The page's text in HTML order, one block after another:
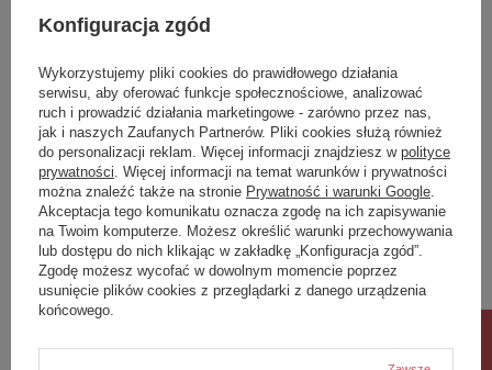
Parawan nawannowy
NESTA GOLD BRUSHED
1D P 100x150 czyste 6mm
Active Shield 2.0 -
WSPORNIK KĄTOWY
2 291,00 zł / szt.
Najniższa cena produktu w okresie
30 dni przed wprowadzeniem
obniżki:2 291,00 zł 0%
Cena regularna:
NZ4 Parawan nawannowy
NESTA GOLD BRUSHED
1D L 110x150 czyste 6mm
Active Shield 2.0 -
WSPORNIK KĄTOWY
2 355,00 zł szt.
Najniższa cena produktu w okresie
30 dni przed wprowadzeniem
obniżki:2 355,00 zł 0%
Konfiguracja zgód
Wykorzystujemy pliki cookies do prawidłowego działania
serwisu, aby oferować funkcje społecznościowe, analizować
ruch i prowadzić działania marketingowe - zarówno przez nas,
jak i naszych Zaufanych Partnerów. Pliki cookies służą również
do personalizacji reklam. Więcej informacji znajdziesz w polityce
prywatności . Więcej informacji na temat warunków i prywatności
można znaleźć także na stronie Prywatność i warunki Google
Akceptacja tego komunikatu oznacza zgodę na ich zapisywanie
na Twoim komputerze. Możesz określić warunki przechowywania
lub dostępu do nich klikając w zakładkę „Konfiguracja zgód”.
Zgodę możesz wycofać w dowolnym momencie poprzez
usunięcie plików cookies z przeglądarki z danego urządzenia
końcowego.